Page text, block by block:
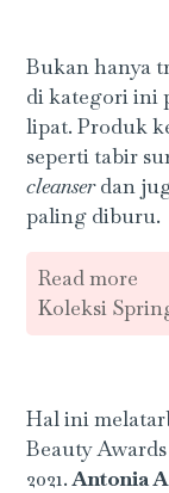
Bukan hanya
di kategori ini
lipat. Produk
seperti tabir
cleanserdan
paling diburu.
Read more
Koleksi
Hal ini
Beauty Awards
2021.Antonia